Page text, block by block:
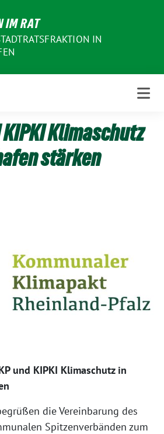
IM RAT
IN
KIPKI Klimaschutz
stärken
und KIPKI Klimaschutz in
die Vereinbarung des
Spitzenverbänden zum